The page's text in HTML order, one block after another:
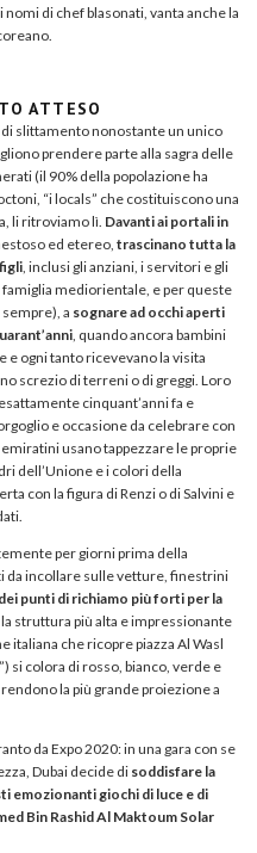
di chef blasonati, vanta anche la
ATTESO
di slittamento nonostante un unico
prendere parte alla sagra delle
(il 90% della popolazione ha
“i locals” che costituiscono una
li ritroviamo lì. Davanti ai portali in
ed etereo, trascinano tutta la
, inclusi gli anziani, i servitori e gli
mediorientale, e per queste
a sognare ad occhi aperti
, quando ancora bambini
e ogni tanto ricevevano la visita
screzio di terreni o di greggi. Loro
cinquant’anni fa e
e occasione da celebrare con
usano tappezzare le proprie
dell’Unione e i colori della
con la figura di Renzi o di Salvini e
per giorni prima della
da incollare sulle vetture, finestrini
punti di richiamo più forti per la
, la struttura più alta e impressionante
italiana che ricopre piazza Al Wasl
si colora di rosso, bianco, verde e
la più grande proiezione a
da Expo 2020: in una gara con se
Dubai decide di soddisfare la
emozionanti giochi di luce e di
Bin Rashid Al Maktoum Solar